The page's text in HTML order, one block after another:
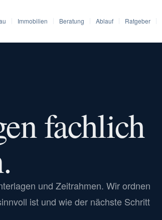
Immobilien Beratung Ablauf Ratgeber
fachlich
und Zeitrahmen. Wir ordnen
ist und wie der nächste Schritt